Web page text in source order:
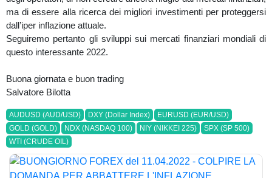
ma di essere alla ricerca dei migliori investimenti per proteggersi
dall’iper inflazione attuale.
Seguiremo pertanto gli sviluppi sui mercati finanziari mondiali di
questo interessante 2022.
Buona giornata e buon trading
Salvatore Bilotta
AUDUSD (AUD/USD) DXY (Dollar Index)
EURUSD (EUR/USD)
GOLD (GOLD)
NDX (NASDAQ 100) NIY (NIKKEI 225)
SPX (SP 500)
WTI (CRUDE OIL)